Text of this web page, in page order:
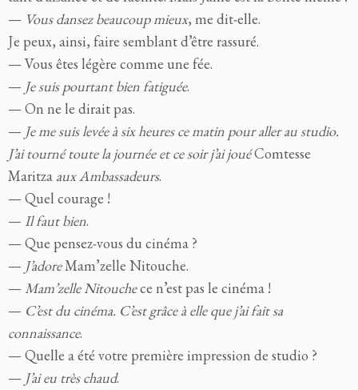
— Vous dansez beaucoup mieux, me dit-elle.
Je peux, ainsi, faire semblant d’être rassuré.
— Vous êtes légère comme une fée.
— Je suis pourtant bien fatiguée.
— On ne le dirait pas.
— Je me suis levée à six heures ce matin pour aller au studio.
J’ai tourné toute la journée et ce soir j’ai jouéComtesse
Maritza aux Ambassadeurs.
— Quel courage !
—Il faut bien.
— Que pensez-vous du cinéma ?
— J’adoreMam’zelle Nitouche.
—Mam’zelle Nitouchece n’est pas le cinéma !
— C’est du cinéma. C’est grâce à elle que j’ai fait sa
connaissance.
— Quelle a été votre première impression de studio ?
— J’ai eu très chaud.